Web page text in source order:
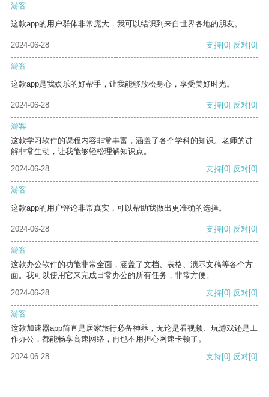
游客
这款app的用户群体非常庞大，我可以结识到来自世界各地的朋友。
2024-06-28 支持[0] 反对[0]
游客
这款app是我娱乐的好帮手，让我能够放松身心，享受美好时光。
2024-06-28 支持[0] 反对[0]
游客
这款学习软件的课程内容非常丰富，涵盖了各个学科的知识。老师的讲
解非常生动，让我能够轻松理解知识点。
2024-06-28
支持[0] 反对[0]
游客
这款app的用户评论非常真实，可以帮助我做出更准确的选择。
2024-06-28 支持[0] 反对[0]
游客
这款办公软件的功能非常全面，涵盖了文档、表格、演示文稿等各个方
面。我可以使用它来完成日常办公的所有任务，非常方便。
2024-06-28
支持[0] 反对[0]
游客
这款加速器app简直是居家旅行必备神器，无论是看视频、玩游戏还是工
作办公，都能畅享高速网络，再也不用担心网速卡顿了。
2024-06-28
支持[0] 反对[0]